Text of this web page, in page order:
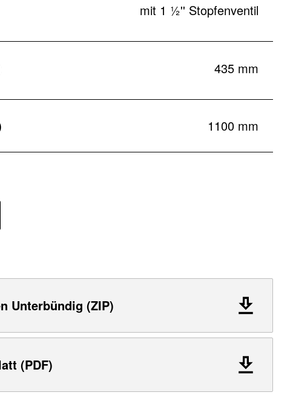
mit 1 ½'' Stopfenventil
435 mm
1100 mm
Unterbündig (ZIP)
(PDF)